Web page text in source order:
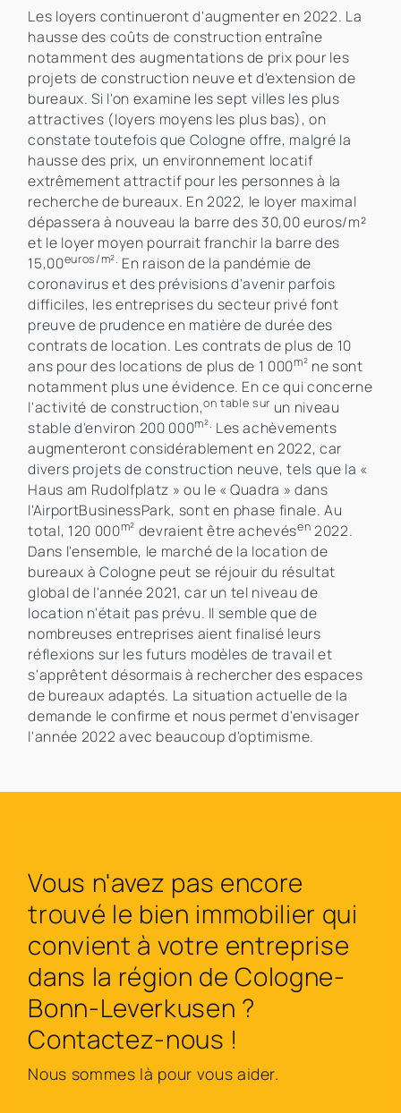
Les loyers continueront d'augmenter en 2022. La
hausse des coûts de construction entraîne
notamment des augmentations de prix pour les
projets de construction neuve et d'extension de
bureaux. Si l'on examine les sept villes les plus
attractives (loyers moyens les plus bas), on
constate toutefois que Cologne offre, malgré la
hausse des prix, un environnement locatif
extrêmement attractif pour les personnes à la
recherche de bureaux. En 2022, le loyer maximal
dépassera à nouveau la barre des 30,00 euros/m²
et le loyer moyen pourrait franchir la barre des
15,00euros/m². En raison de la pandémie de
coronavirus et des prévisions d'avenir parfois
difficiles, les entreprises du secteur privé font
preuve de prudence en matière de durée des
contrats de location. Les contrats de plus de 10
ans pour des locations de plus de 1 000m² ne sont
notamment plus une évidence. En ce qui concerne
l'activité de construction,on table sur un niveau
stable d'environ 200 000m². Les achèvements
augmenteront considérablement en 2022, car
divers projets de construction neuve, tels que la «
Haus am Rudolfplatz » ou le « Quadra » dans
l'AirportBusinessPark, sont en phase finale. Au
total, 120 000m² devraient être achevésen 2022.
Dans l'ensemble, le marché de la location de
bureaux à Cologne peut se réjouir du résultat
global de l'année 2021, car un tel niveau de
location n'était pas prévu. Il semble que de
nombreuses entreprises aient finalisé leurs
réflexions sur les futurs modèles de travail et
s'apprêtent désormais à rechercher des espaces
de bureaux adaptés. La situation actuelle de la
demande le confirme et nous permet d'envisager
l'année 2022 avec beaucoup d'optimisme.
Vous n'avez pas encore
trouvé le bien immobilier qui
convient à votre entreprise
dans la région de Cologne-
Bonn-Leverkusen ?
Contactez-nous !
Nous sommes là pour vous aider.